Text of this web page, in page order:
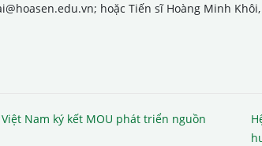
hoặc Tiến sĩ Hoàng Minh
Nam ký kết MOU phát triển nguồn